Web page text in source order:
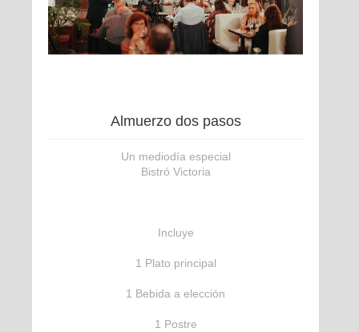
Almuerzo dos pasos
Un mediodía especial
Bistró Victoria
Incluye
1 Plato principal
1 Bebida a elección
1 Postre